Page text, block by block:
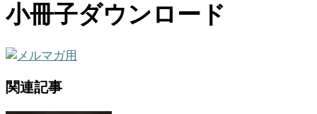
小冊子ダウンロード
関連記事